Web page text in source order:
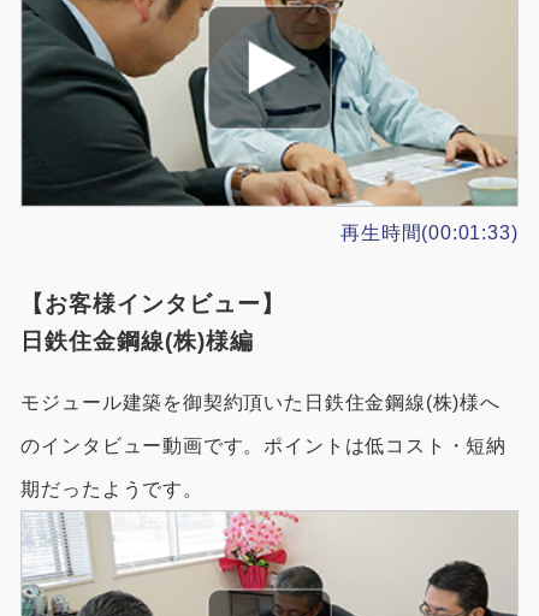
再生時間(00:01:33)
【お客様インタビュー】
日鉄住金鋼線(株)様編
モジュール建築を御契約頂いた日鉄住金鋼線(株)様へ
のインタビュー動画です。ポイントは低コスト・短納
期だったようです。